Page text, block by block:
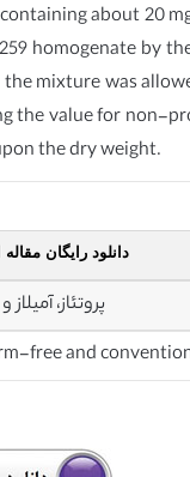
about 20
homogenate by
mixture was
the value for
the dry weight.
دانلود رایگان
پروتئاز،
free and